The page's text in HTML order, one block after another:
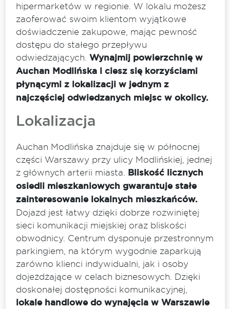
hipermarketów w regionie. W lokalu możesz
zaoferować swoim klientom wyjątkowe
doświadczenie zakupowe, mając pewność
dostępu do stałego przepływu
odwiedzających. Wynajmij powierzchnię w
Auchan Modlińska i ciesz się korzyściami
płynącymi z lokalizacji w jednym z
najczęściej odwiedzanych miejsc w okolicy.
Lokalizacja
Auchan Modlińska znajduje się w północnej
części Warszawy przy ulicy Modlińskiej, jednej
z głównych arterii miasta. Bliskość licznych
osiedli mieszkaniowych gwarantuje stałe
zainteresowanie lokalnych mieszkańców.
Dojazd jest łatwy dzięki dobrze rozwiniętej
sieci komunikacji miejskiej oraz bliskości
obwodnicy. Centrum dysponuje przestronnym
parkingiem, na którym wygodnie zaparkują
zarówno klienci indywidualni, jak i osoby
dojeżdżające w celach biznesowych. Dzięki
doskonałej dostępności komunikacyjnej,
lokale handlowe do wynajęcia w Warszawie